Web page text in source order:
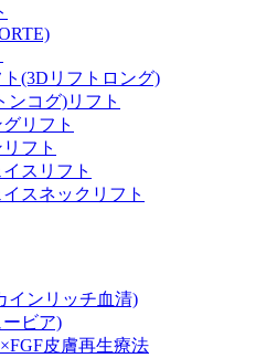
(3Dリフトロング)
ンコグ)リフト
リフト
フト
スリフト
スネックリフト
インリッチ血清)
ビア)
皮膚再生療法